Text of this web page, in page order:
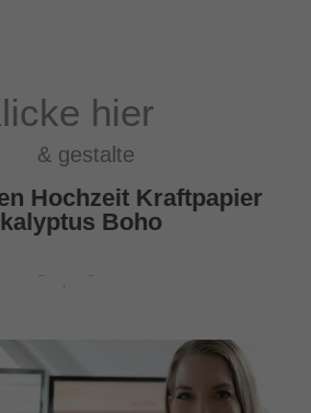
hier
& gestalte
Hochzeit Kraftpapier
Boho